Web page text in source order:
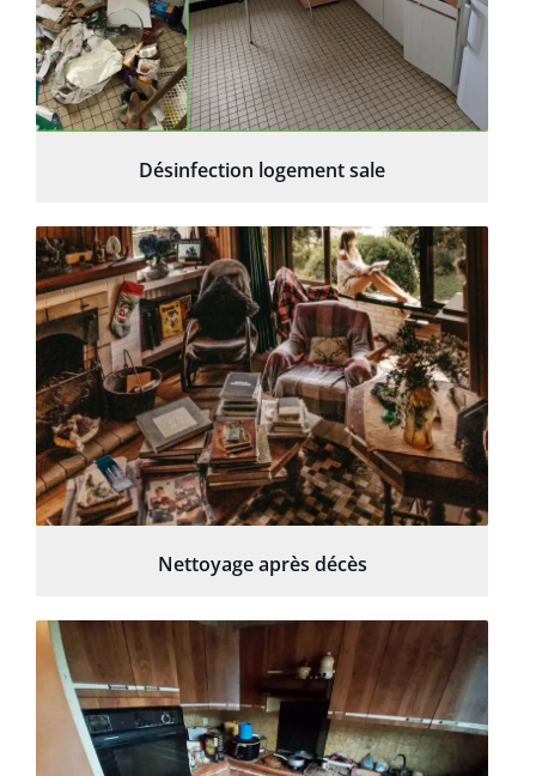
Désinfection logement sale
Nettoyage après décès